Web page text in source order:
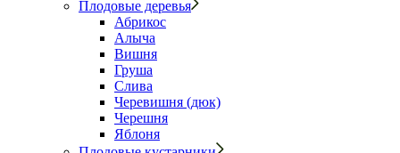
Плодовые деревья
Абрикос
Алыча
Вишня
Груша
Слива
Черевишня (дюк)
Черешня
Яблоня